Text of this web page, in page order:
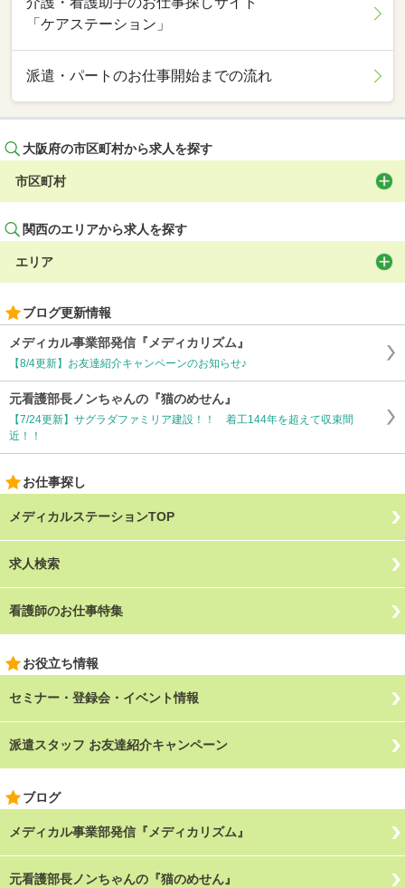
「ケアステーション」
派遣・パートのお仕事開始までの流れ
大阪府の市区町村から求人を探す
市区町村
関西のエリアから求人を探す
エリア
ブログ更新情報
メディカル事業部発信『メディカリズム』
【8/4更新】お友達紹介キャンペーンのお知らせ♪
元看護部長ノンちゃんの『猫のめせん』
【7/24更新】サグラダファミリア建設！！ 着工144年を超えて収束間
近！！
お仕事探し
メディカルステーションTOP
求人検索
看護師のお仕事特集
お役立ち情報
セミナー・登録会・イベント情報
派遣スタッフ お友達紹介キャンペーン
ブログ
メディカル事業部発信『メディカリズム』
元看護部長ノンちゃんの『猫のめせん』